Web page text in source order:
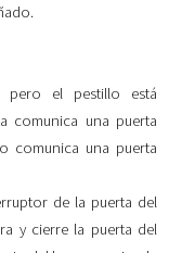
pero el pestillo está
comunica una puerta
comunica una puerta
de la puerta del
y cierre la puerta del